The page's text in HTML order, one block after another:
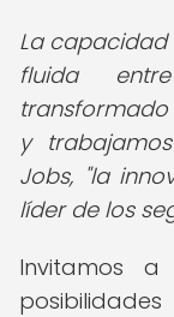
La
fluida
y
Jobs, "la
líder de los
Invitamos